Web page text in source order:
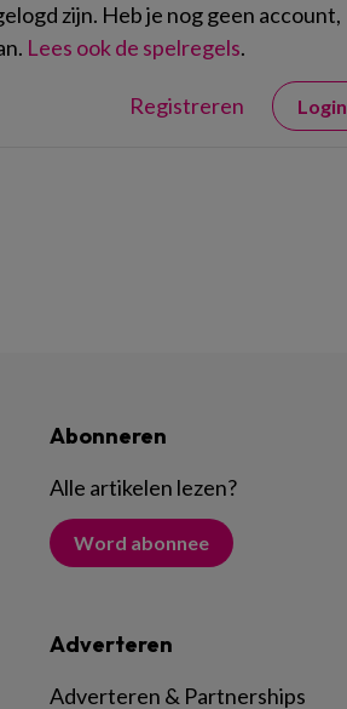
zijn. Heb je nog geen account,
Lees ook de spelregels.
Registreren Login
Abonneren
Alle artikelen lezen?
Word abonnee
Adverteren
Adverteren & Partnerships